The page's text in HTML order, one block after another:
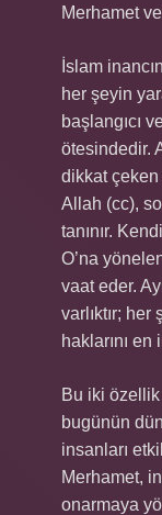
Merhamet
İslam
her şeyin
başlangıcı
ötesindedir.
dikkat
Allah (cc),
tanınır.
O’na
vaat eder.
varlıktır; her
haklarını
Bu iki
bugünün
insanları
Merhamet,
onarmaya